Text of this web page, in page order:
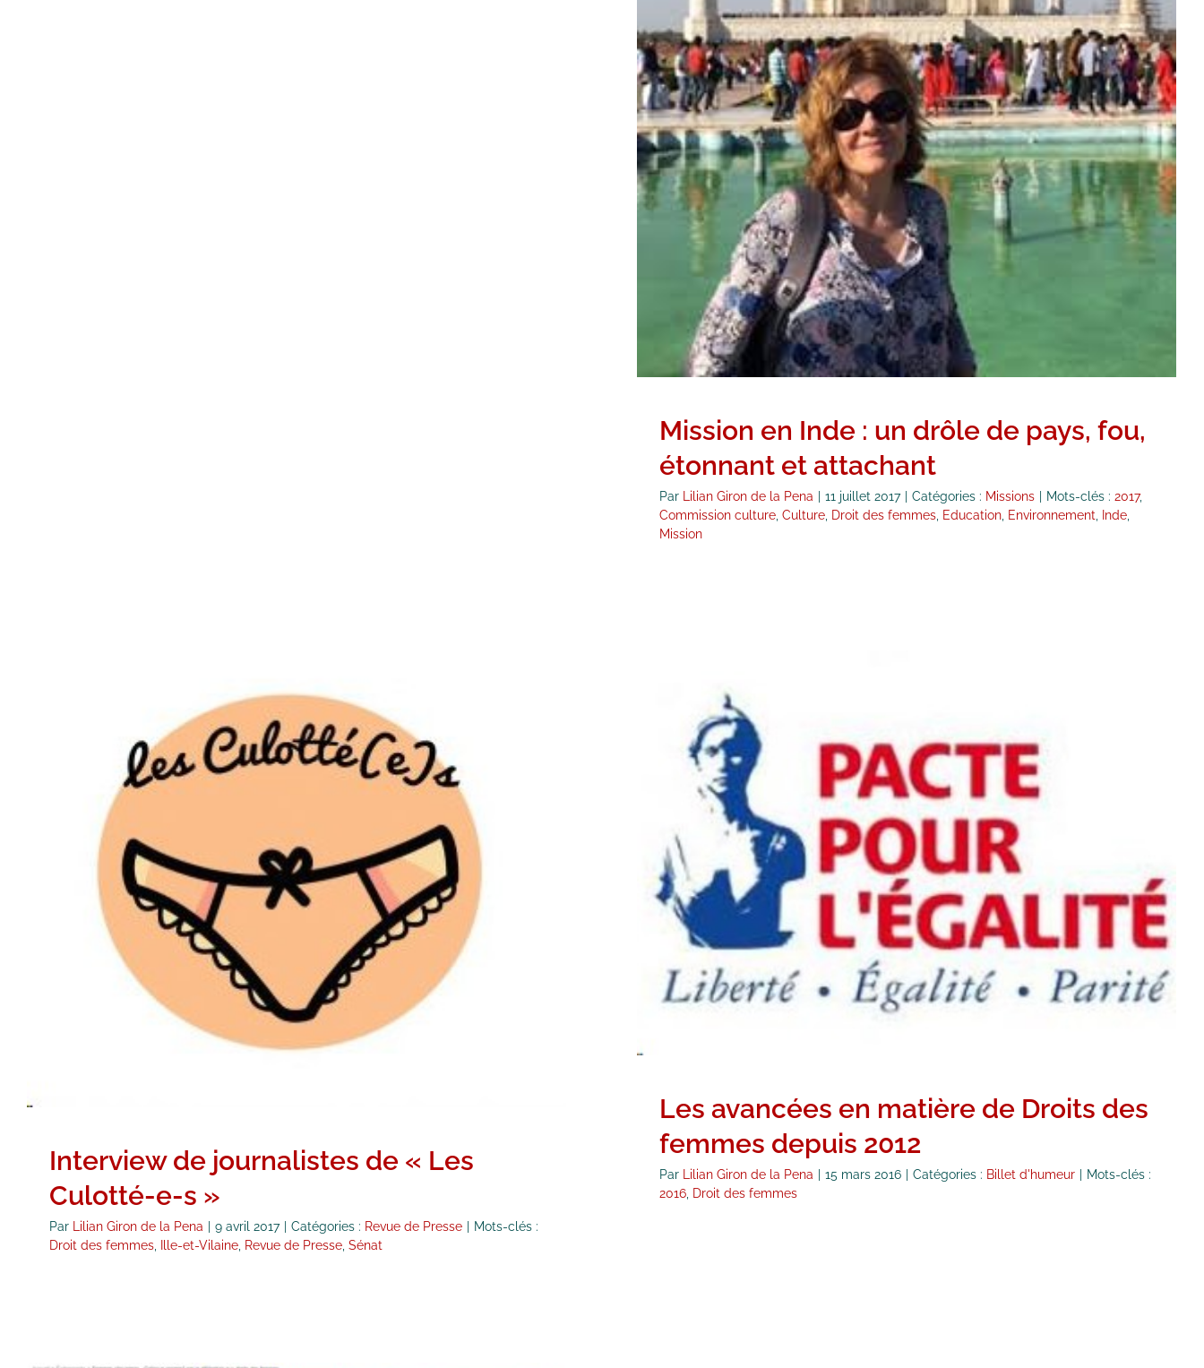
Mission en Inde : un drôle de pays, fou, étonnant et
attachant
Missions
Mission en Inde : un drôle de pays, fou,
étonnant et attachant
Par Lilian Giron de la Pena 11 juillet 2017 Catégories : Missions Mots-clés : 2017,
Commission culture Culture Droit des femmes Education Environnement Inde
Mission
Interview de journalistes de « Les Culotté-e-s »
Revue de Presse
Interview de journalistes de « Les
Culotté-e-s »
Par Lilian Giron de la Pena 9 avril 2017 Catégories : Revue de Presse
Mots-clés :
Droit des femmes
Ille-et-Vilaine Revue de Presse Sénat
Les avancées en matière de Droits des femmes depuis
2012
Billet d'humeur
Les avancées en matière de Droits des
femmes depuis 2012
Par Lilian Giron de la Pena | 15 mars 2016 | Catégories : Billet d'humeur | Mots-clés :
2016 Droit des femmes